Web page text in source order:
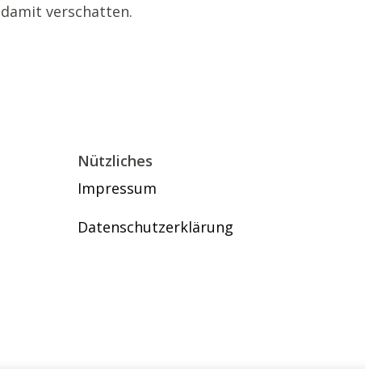
damit verschatten.
Nützliches
Impressum
Datenschutzerklärung